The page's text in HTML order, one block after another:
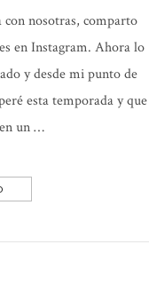
con nosotras, comparto
en Instagram. Ahora lo
y desde mi punto de
esta temporada y que
un …